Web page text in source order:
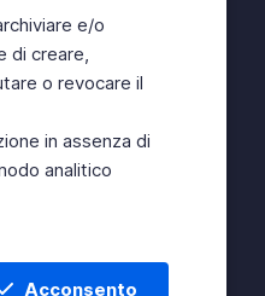
e/o
di creare,
o revocare il
in assenza di
analitico
Acconsento